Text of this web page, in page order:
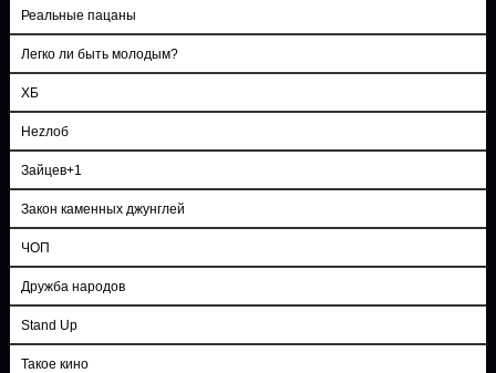
Реальные пацаны
Легко ли быть молодым?
ХБ
Неzлоб
Зайцев+1
Закон каменных джунглей
ЧОП
Дружба народов
Stand Up
Такое кино